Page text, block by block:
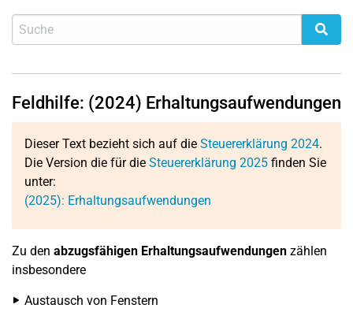
Feldhilfe: (2024) Erhaltungsaufwendungen
Dieser Text bezieht sich auf die Steuererklärung 2024.
Die Version die für die Steuererklärung 2025 finden Sie
unter:
(2025): Erhaltungsaufwendungen
Zu den abzugsfähigen Erhaltungsaufwendungen zählen
insbesondere
Austausch von Fenstern